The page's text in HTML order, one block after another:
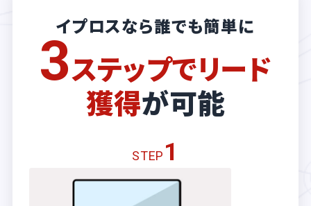
イプロスなら誰でも簡単に
3ステップでリード
獲得が可能
STEP 1